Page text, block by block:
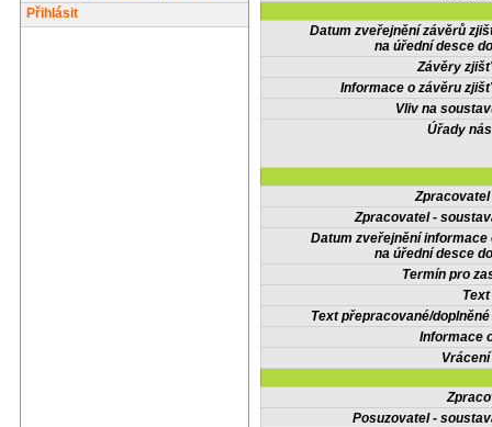
Přihlásit
Datum zveřejnění závěrů
na úřední desce
Závěry
Informace o závěru
Vliv na
Úřady
Zpracovatel -
Datum zveřejnění informace
na úřední desce
Termín pro
Text přepracované/
Informace
Posuzovatel -